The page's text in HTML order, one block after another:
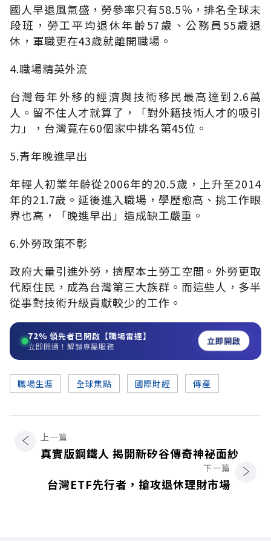
國人早退風氣盛，勞參率只有58.5％，排名全球末
段班，勞工平均退休年齡57歲、公務員55歲退
休，軍職更在43歲就離開職場。
4.職場精英外流
台灣每年外移的經濟與技術移民最高達到2.6萬
人。留不住人才就算了，「對外籍技術人才的吸引
力」，台灣竟在60個家中排名第45位。
5.青年晚進早出
年輕人初業年齡從2006年的20.5歲，上升至2014
年的21.7歲。延後進入職場，學歷愈高、挑工作眼
界也高，「晚進早出」造成缺工嚴重。
6.外勞政策不彰
政府大量引進外勞，擠壓本土勞工空間。外勞更取
代原住民，成為台灣第三大族群。而這些人，多半
從事對技術升級貢獻較少的工作。
72% 領先者已開啟【職場雷達】
立即開通！解鎖專屬服務 立即開啟
職場生涯 全球焦點 國際財經 傳產
上一篇
真實版鋼鐵人 揭開新矽谷傳奇神祕面紗
下一篇
台灣ETF先行者，搶攻退休理財市場